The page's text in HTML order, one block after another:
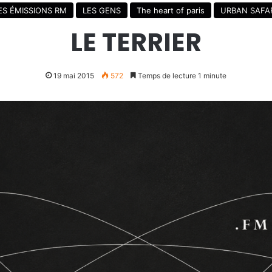
ÉMISSIONS RM LES GENS The heart of paris URBAN
LE TERRIER
19 mai 2015 572 Temps de lecture 1 minute